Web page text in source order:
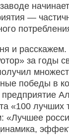
—
и
за годы
победы в
«100 лучших
«Лучшее